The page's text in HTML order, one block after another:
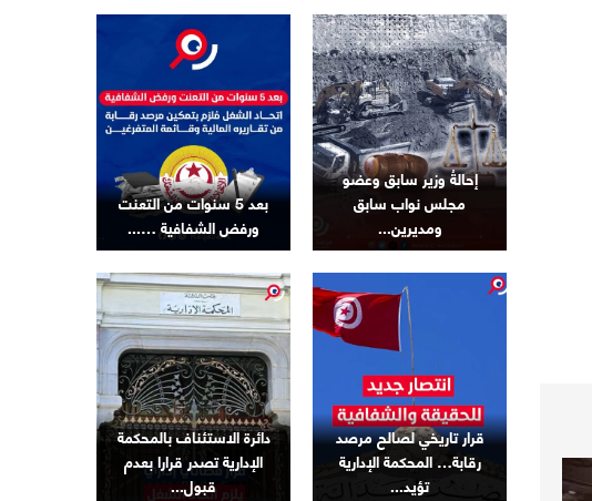
إحالةُ وزير سابق وعضو
مجلس نواب سابق
ومديرين...
بعد 5 سنوات من التعنت
ورفض الشفافية …...
قرار تاريخي لصالح مرصد
رقابة… المحكمة الإدارية
تؤيد...
دائرة الاستئناف بالمحكمة
الإدارية تصدر قرارا بعدم
قبول...